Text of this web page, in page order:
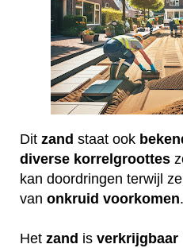
Dit zand staat ook
diverse korrelgroottes
kan doordringen terwijl ze
van onkruid voorkomen.
Het zand is verkrijgbaar